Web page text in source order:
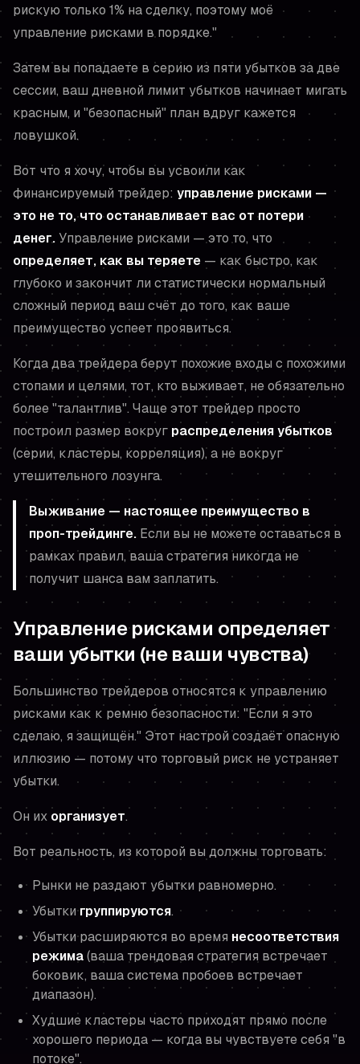
рискую только 1% на сделку, поэтому моё
управление рисками в порядке."
Затем вы попадаете в серию из пяти убытков за две
сессии, ваш дневной лимит убытков начинает мигать
красным, и "безопасный" план вдруг кажется
ловушкой.
Вот что я хочу, чтобы вы усвоили как
финансируемый трейдер: управление рисками —
это не то, что останавливает вас от потери
денег.Управление рисками — это то, что
определяет, как вы теряете — как быстро, как
глубоко и закончит ли статистически нормальный
сложный период ваш счёт до того, как ваше
преимущество успеет проявиться.
Когда два трейдера берут похожие входы с похожими
стопами и целями, тот, кто выживает, не обязательно
более "талантлив". Чаще этот трейдер просто
построил размер вокруг распределения убытков
(серии, кластеры, корреляция), а не вокруг
утешительного лозунга.
Выживание — настоящее преимущество в
проп-трейдинге. Если вы не можете оставаться в
рамках правил, ваша стратегия никогда не
получит шанса вам заплатить.
Управление рисками определяет
ваши убытки (не ваши чувства)
Большинство трейдеров относятся к управлению
рисками как к ремню безопасности: "Если я это
сделаю, я защищён." Этот настрой создаёт опасную
иллюзию — потому что торговый риск не устраняет
убытки.
Он их организует.
Вот реальность, из которой вы должны торговать:
Рынки не раздают убытки равномерно.
Убыткигруппируются.
Убытки расширяются во время несоответствия
режима(ваша трендовая стратегия встречает
боковик, ваша система пробоев встречает
диапазон).
Худшие кластеры часто приходят прямо после
хорошего периода — когда вы чувствуете себя "в
потоке".